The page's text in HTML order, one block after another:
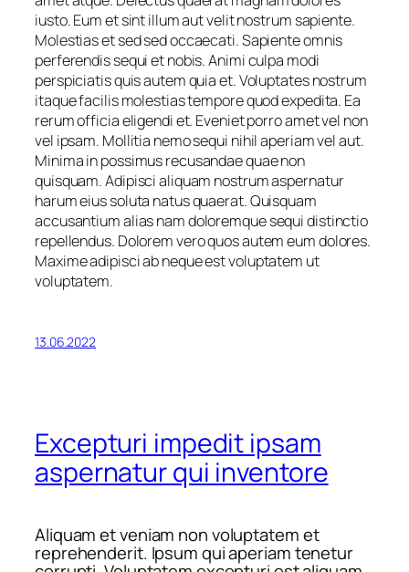
iusto. Eum et sint illum aut velit nostrum sapiente.
Molestias et sed sed occaecati. Sapiente omnis
perferendis sequi et nobis. Animi culpa modi
perspiciatis quis autem quia et. Voluptates nostrum
itaque facilis molestias tempore quod expedita. Ea
rerum officia eligendi et. Eveniet porro amet vel non
vel ipsam. Mollitia nemo sequi nihil aperiam vel aut.
Minima in possimus recusandae quae non
quisquam. Adipisci aliquam nostrum aspernatur
harum eius soluta natus quaerat. Quisquam
accusantium alias nam doloremque sequi distinctio
repellendus. Dolorem vero quos autem eum dolores.
Maxime adipisci ab neque est voluptatem ut
voluptatem.
13.06.2022
Excepturi impedit ipsam
aspernatur qui inventore
Aliquam et veniam non voluptatem et
reprehenderit. Ipsum qui aperiam tenetur